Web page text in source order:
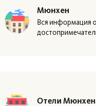
Мюнхен
Вся информация
Отели